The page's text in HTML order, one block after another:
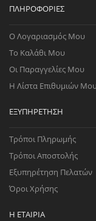
ΠΛΗΡΟΦΟΡΊΕΣ
Ο Λογαριασμός Μου
Το Καλάθι Μου
Οι Παραγγελίες Μου
Η Λίστα Επιθυμιών Μου
ΕΞΥΠΗΡΈΤΗΣΗ
Τρόποι Πληρωμής
Τρόποι Αποστολής
Εξυπηρέτηση Πελατών
Όροι Χρήσης
Η ΕΤΑΙΡΊΑ